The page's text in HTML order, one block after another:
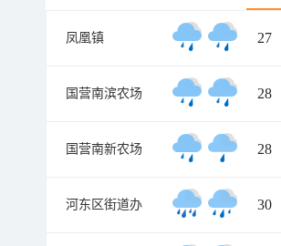
凤凰镇 27
国营南滨农场 28
国营南新农场 28
河东区街道办 30